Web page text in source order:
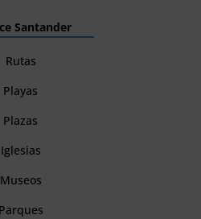
Santander
Rutas
Playas
Plazas
Iglesias
Museos
Parques